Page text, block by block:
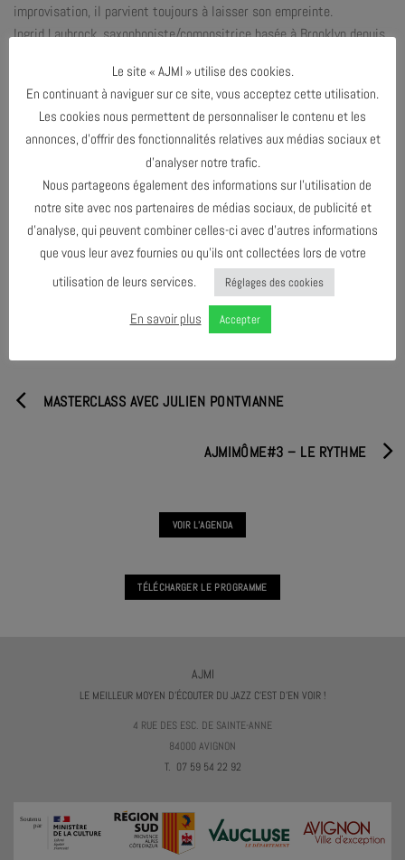
improvisation, il parvient toujours à laisser son empreinte.
Ingrid Laubrock, saxophoniste/compositrice basée à Brooklyn depuis
des univers sonores denses.
Ikue Mori, connue à la fois pour son travail de soliste et ses
collaborations avec des groupes comme Hemophiliac et les
bagatelles de John Zorn, offre un large éventail entre improvisations
noise (Mike Patton) et musique lyrique abstraite minimale.
PARTAGER & COMMENTER
MASTERCLASS AVEC JULIEN PONTVIANNE
AJMIMÔME#3 – LE RYTHME
VOIR L'AGENDA
TÉLÉCHARGER LE PROGRAMME
AJMI
LE MEILLEUR MOYEN D'ÉCOUTER DU JAZZ C'EST D'EN VOIR !
4 RUE DES ESC. DE SAINTE-ANNE
84000 AVIGNON
T. 07 59 54 22 92
Le site « AJMI » utilise des cookies.
En continuant à naviguer sur ce site, vous acceptez cette utilisation.
Les cookies nous permettent de personnaliser le contenu et les
annonces, d’offrir des fonctionnalités relatives aux médias sociaux et
d’analyser notre trafic.
Nous partageons également des informations sur l’utilisation de
notre site avec nos partenaires de médias sociaux, de publicité et
d’analyse, qui peuvent combiner celles-ci avec d’autres informations
que vous leur avez fournies ou qu’ils ont collectées lors de votre
utilisation de leurs services.
Réglages des cookies
En savoir plus Accepter